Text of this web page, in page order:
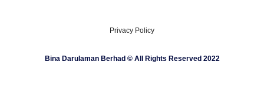
Privacy Policy
Bina Darulaman Berhad © All Rights Reserved 2022